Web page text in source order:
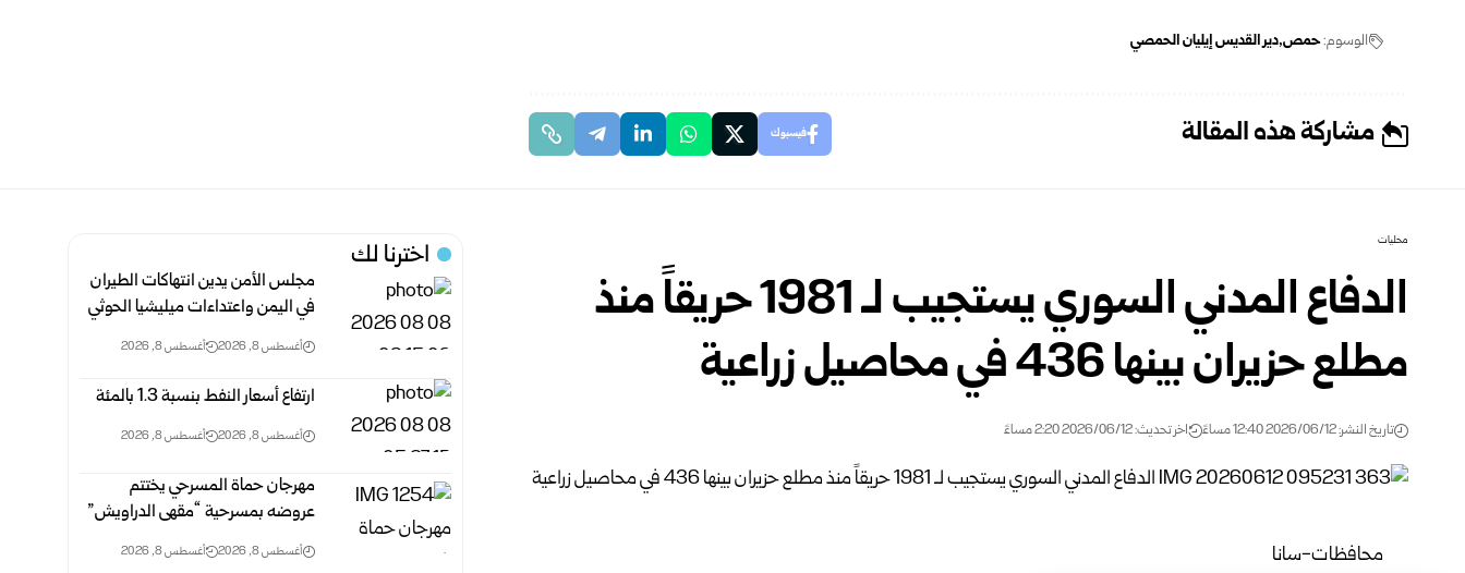
الوسوم:حمص دير القديس إيليان الحمصي
مشاركة هذه المقالة فيسبوك
محليات
الدفاع المدني السوري يستجيب لـ 1981 حريقاً منذ
مطلع حزيران بينها 436 في ‏محاصيل زراعية
تاريخ النشر: 2026/06/12 12:40 مساءً اخر تحديث: 2026/06/12 2:20 مساءً
محافظات-سانا‏
اخترنا لك
مجلس الأمن يدين انتهاكات الطيران
في اليمن واعتداءات ميليشيا الحوثي
أغسطس 8, 2026 أغسطس 8, 2026
ارتفاع أسعار النفط بنسبة 1.3 بالمئة
أغسطس 8, 2026 أغسطس 8, 2026
مهرجان حماة المسرحي يختتم
عروضه بمسرحية “مقهى الدراويش”
أغسطس 8, 2026 أغسطس 8, 2026